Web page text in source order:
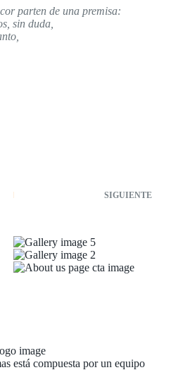
parten de una premisa:
sin duda,
SIGUIENTE
está compuesta por un equipo